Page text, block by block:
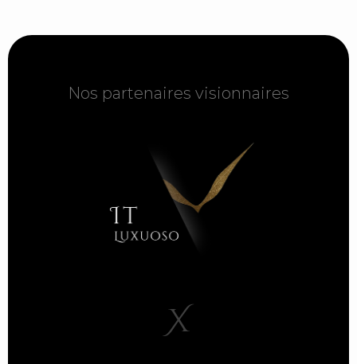
Nos partenaires visionnaires
Nos partenaires visionnaires
X